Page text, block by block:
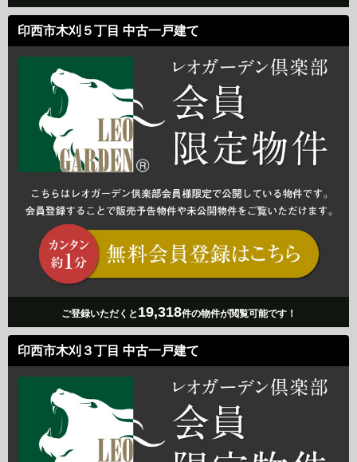
印西市木刈５丁目 中古一戸建て
ご登録いただくと 19,318件の物件が閲覧可能です！
印西市木刈３丁目 中古一戸建て